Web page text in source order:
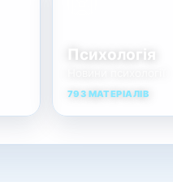
Психологія
793 МАТЕРІАЛІВ